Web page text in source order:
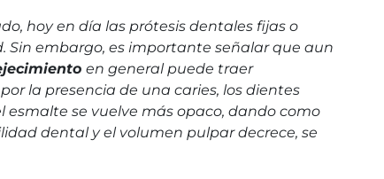
hoy en día las prótesis dentales fijas o
Sin embargo, es importante señalar que aun
en general puede traer
la presencia de una caries, los dientes
esmalte se vuelve más opaco, dando como
dental y el volumen pulpar decrece, se